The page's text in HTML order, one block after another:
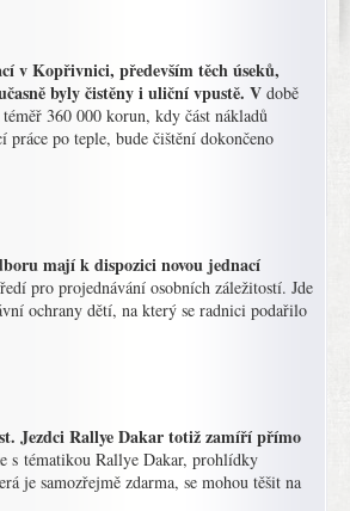
v Kopřivnici, především těch úseků,
byly čistěny i uliční vpustě. V době
360 000 korun, kdy část nákladů
po teple, bude čištění dokončeno
mají k dispozici novou jednací
pro projednávání osobních záležitostí. Jde
ochrany dětí, na který se radnici podařilo
Jezdci Rallye Dakar totiž zamíří přímo
s tématikou Rallye Dakar, prohlídky
je samozřejmě zdarma, se mohou těšit na